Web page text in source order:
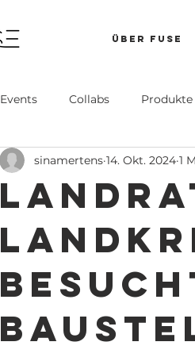
Über FUSE
Events Collabs Produkte
sinamertens 14. Okt. 2024 1